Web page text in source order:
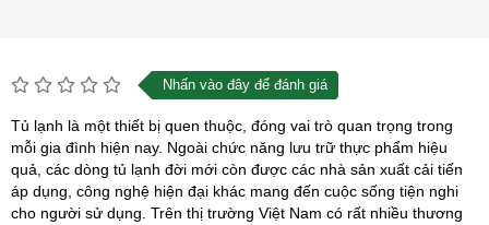
Nhấn vào đây để đánh giá
Tủ lạnh là một thiết bị quen thuộc, đóng vai trò quan trọng trong
mỗi gia đình hiện nay. Ngoài chức năng lưu trữ thực phẩm hiệu
quả, các dòng tủ lạnh đời mới còn được các nhà sản xuất cải tiến
áp dụng, công nghệ hiện đại khác mang đến cuộc sống tiện nghi
cho người sử dụng. Trên thị trường Việt Nam có rất nhiều thương